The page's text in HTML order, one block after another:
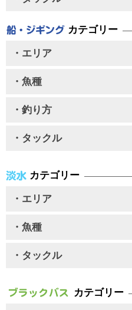
カテゴリー
・エリア
・魚種
・釣り方
・タックル
カテゴリー
・エリア
・魚種
・タックル
カテゴリー